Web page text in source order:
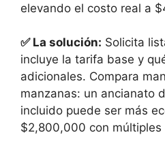
elevando el costo real a
✅ La solución: Solicita
incluye la tarifa base y
adicionales. Compara
manzanas: un ancianato
incluido puede ser más
$2,800,000 con múltiples